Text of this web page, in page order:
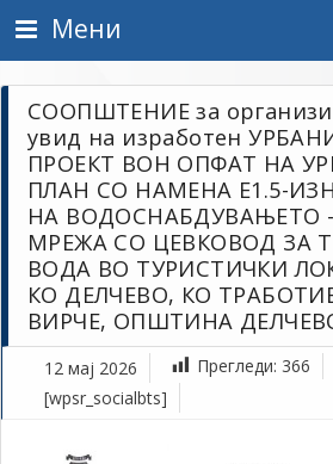
Мени
СООПШТЕНИЕ за
увид на изработен
ПРОЕКТ ВОН ОПФАТ НА
ПЛАН СО НАМЕНА Е1.5-
НА ВОДОСНАБДУВАЊЕТО
МРЕЖА СО ЦЕВКОВОД ЗА
ВОДА ВО ТУРИСТИЧКИ
КО ДЕЛЧЕВО, КО
ВИРЧЕ, ОПШТИНА
12 мај 2026 Прегледи: 366
[wpsr_socialbts]